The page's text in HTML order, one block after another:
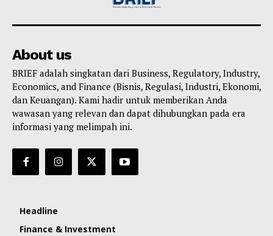
About us
BRIEF adalah singkatan dari Business, Regulatory, Industry,
Economics, and Finance (Bisnis, Regulasi, Industri, Ekonomi,
dan Keuangan). Kami hadir untuk memberikan Anda
wawasan yang relevan dan dapat dihubungkan pada era
informasi yang melimpah ini.
Headline
Finance & Investment